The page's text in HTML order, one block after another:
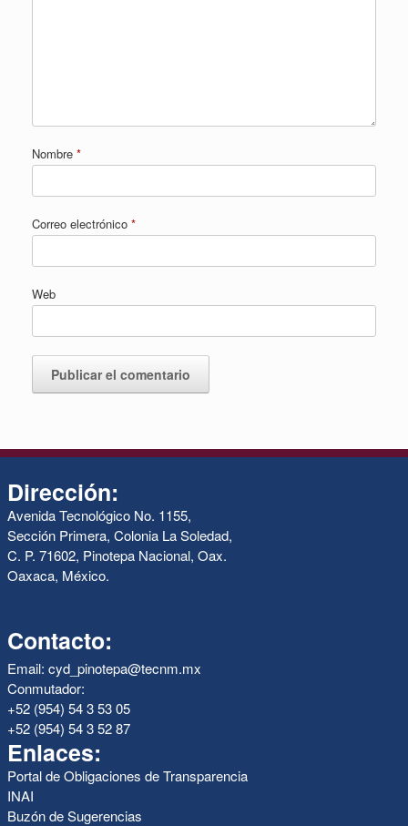
Nombre *
Correo electrónico *
Web
Dirección:
Avenida Tecnológico No. 1155,
Sección Primera, Colonia La Soledad,
C. P. 71602, Pinotepa Nacional, Oax.
Oaxaca, México.
Contacto:
Email: cyd_pinotepa@tecnm.mx
Conmutador:
+52 (954) 54 3 53 05
+52 (954) 54 3 52 87
Enlaces:
Portal de Obligaciones de Transparencia
INAI
Buzón de Sugerencias